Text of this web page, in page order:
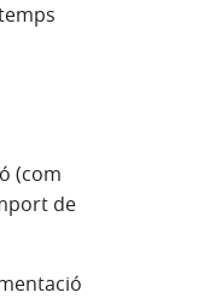
(com
de